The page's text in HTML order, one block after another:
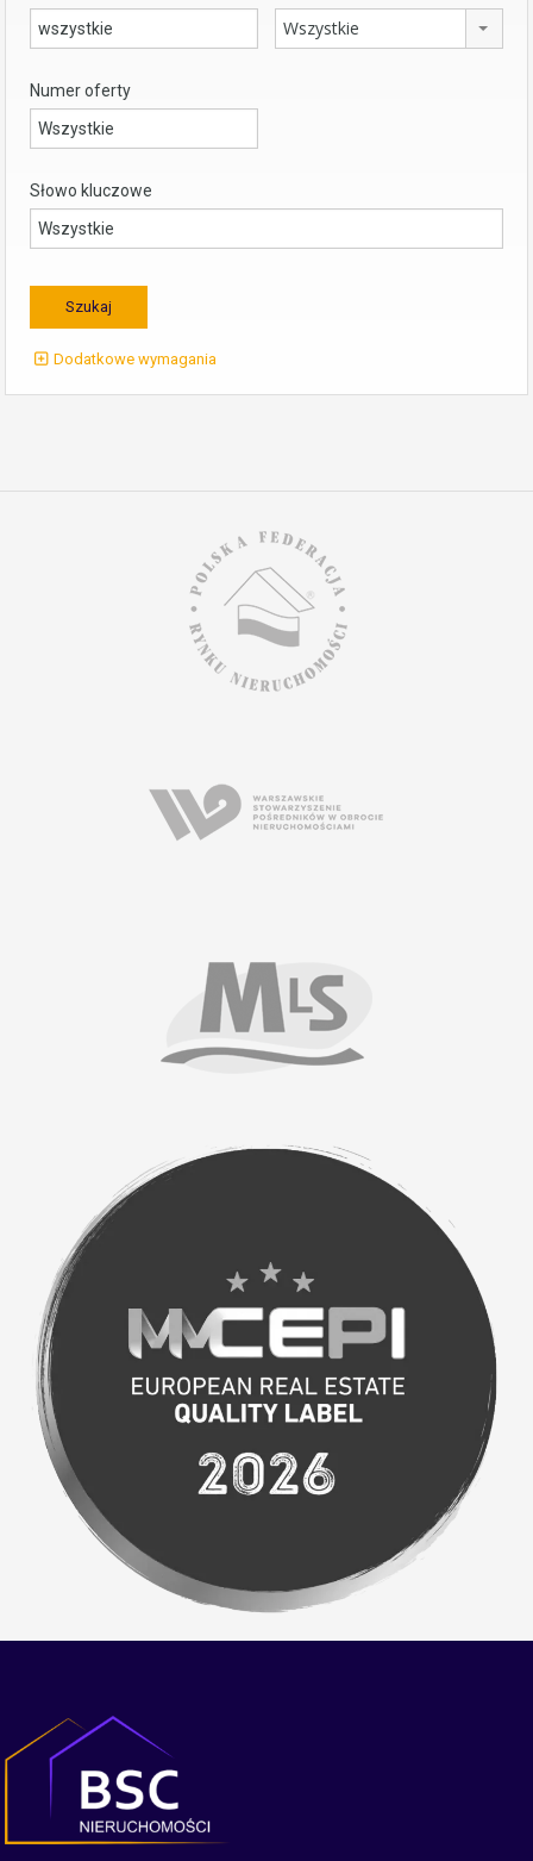
Wszystkie
Numer oferty
Słowo kluczowe
Dodatkowe wymagania